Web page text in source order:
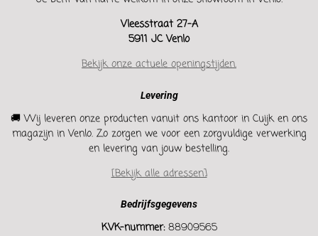
Vleesstraat 27-A
5911 JC Venlo
Bekijk onze actuele openingstijden.
Levering
🚚 Wij leveren onze producten vanuit ons kantoor in Cuijk en ons
magazijn in Venlo. Zo zorgen we voor een zorgvuldige verwerking
en levering van jouw bestelling.
[Bekijk alle adressen]
Bedrijfsgegevens
KVK-nummer:88909565